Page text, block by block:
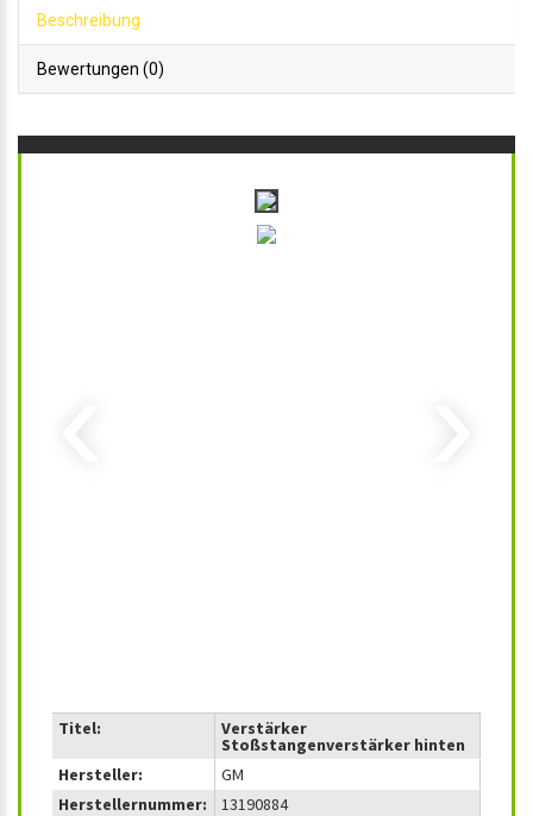
Beschreibung
Bewertungen (0)
Titel: Verstärker
Stoßstangenverstärker hinten
Hersteller:
GM
Herstellernummer:
13190884